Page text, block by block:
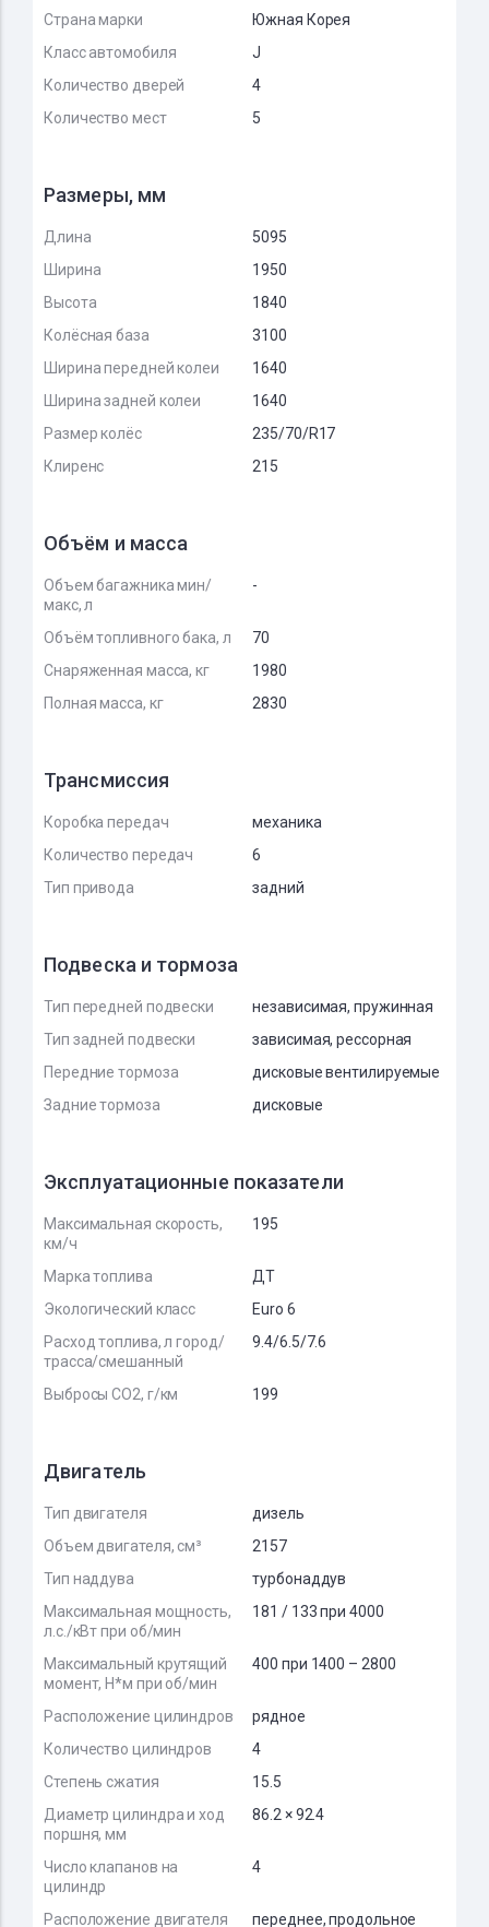
Страна марки
Южная Корея
Класс автомобиля
J
Количество дверей
4
Количество мест
5
Размеры, мм
Длина
5095
Ширина
1950
Высота
1840
Колёсная база
3100
Ширина передней колеи
1640
Ширина задней колеи
1640
Размер колёс
235/70/R17
Клиренс
215
Объём и масса
Объем багажника мин/
макс, л
-
Объём топливного бака, л
70
Снаряженная масса, кг
1980
Полная масса, кг
2830
Трансмиссия
Коробка передач
механика
Количество передач
6
Тип привода
задний
Подвеска и тормоза
Тип передней подвески
независимая, пружинная
Тип задней подвески
зависимая, рессорная
Передние тормоза
дисковые вентилируемые
Задние тормоза
дисковые
Эксплуатационные показатели
Максимальная скорость,
км/ч
195
Марка топлива
ДТ
Экологический класс
Euro 6
Расход топлива, л город/
трасса/смешанный
9.4/6.5/7.6
Выбросы CO2, г/км 199
Двигатель
Тип двигателя
дизель
Объем двигателя, см³
2157
Тип наддува
турбонаддув
Максимальная мощность,
л.с./кВт при об/мин
181 / 133 при 4000
Максимальный крутящий
момент, Н*м при об/мин
400 при 1400 – 2800
Расположение цилиндров
рядное
Количество цилиндров
4
Степень сжатия
15.5
Диаметр цилиндра и ход
поршня, мм
86.2 × 92.4
Число клапанов на
цилиндр
4
Расположение двигателя переднее, продольное